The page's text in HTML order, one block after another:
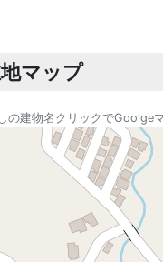
マップ
の建物名クリックでGoolge